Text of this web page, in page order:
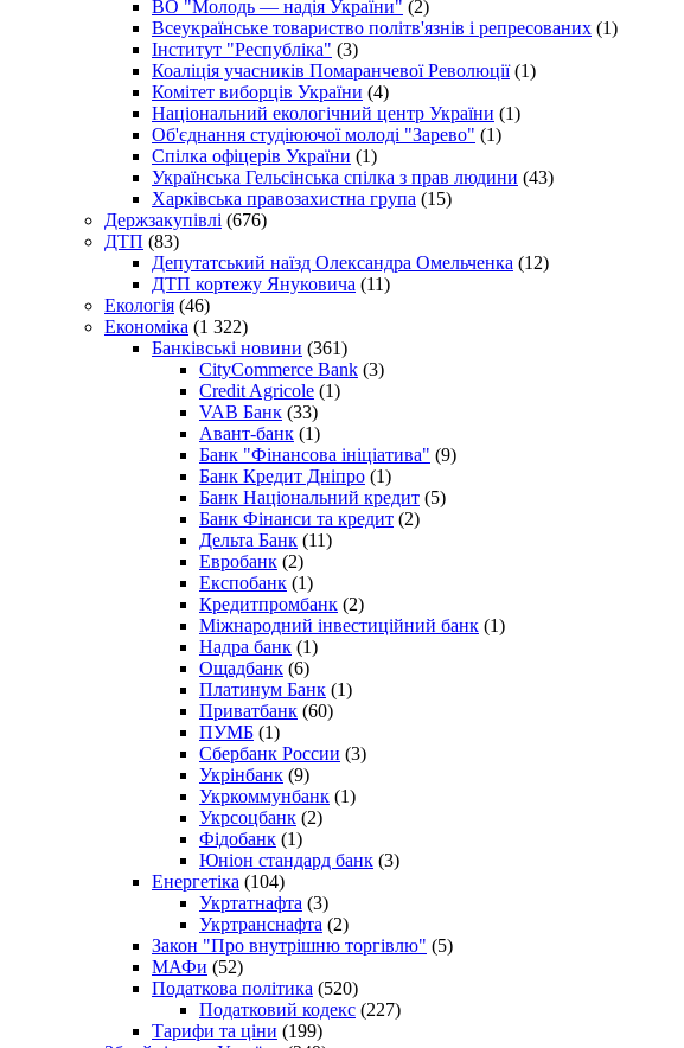
ВО "Молодь — надія України" (2)
Всеукраїнське товариство політв'язнів і репресованих (1)
Інститут "Республіка" (3)
Коаліція учасників Помаранчевої Революції(1)
Комітет виборців України (4)
Національний екологічний центр України (1)
Об'єднання студіюючої молоді "Зарево" (1)
Спілка офіцерів України (1)
Українська Гельсінська спілка з прав людини (43)
Харківська правозахистна група (15)
Держзакупівлі (676)
ДТП (83)
Депутатський наїзд Олександра Омельченка (12)
ДТП кортежу Януковича (11)
Екологія (46)
Економіка (1 322)
Банківські новини (361)
CityCommerce Bank (3)
Credit Agricole (1)
VAB Банк (33)
Авант-банк (1)
Банк "Фінансова ініціатива" (9)
Банк Кредит Дніпро (1)
Банк Національний кредит (5)
Банк Фінанси та кредит (2)
Дельта Банк (11)
Евробанк (2)
Експобанк (1)
Кредитпромбанк (2)
Міжнародний інвестиційний банк (1)
Надра банк (1)
Ощадбанк (6)
Платинум Банк (1)
Приватбанк (60)
ПУМБ (1)
Сбербанк России (3)
Укрінбанк (9)
Укркоммунбанк (1)
Укрсоцбанк (2)
Фідобанк (1)
Юніон стандард банк (3)
Енергетіка (104)
Укртатнафта (3)
Укртранснафта (2)
Закон "Про внутрішню торгівлю" (5)
МАФи (52)
Податкова політика (520)
Податковий кодекс (227)
Тарифи та ціни (199)